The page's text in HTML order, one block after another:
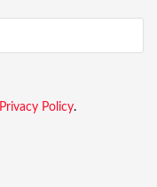
Privacy Policy.